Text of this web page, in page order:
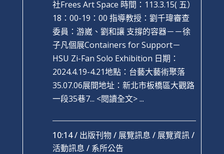
社Frees Art Space 時間：113.3.15( 五）
18：00-19：00 指導教授：劉千瑋審查
委員：游崴、劉和讓 支撐的容器－－徐
子凡個展Containers for Support－
HSU Zi-Fan Solo Exhibition 日期：
2024.4.19-4.21地點：台藝大藝術聚落
35.07.06展間地址：新北市板橋區大觀路
一段35巷7... <閱讀全文> ...
10:14 / 出版刊物/ 展覽訊息 / 展覽資訊/
活動訊息 / 系所公告